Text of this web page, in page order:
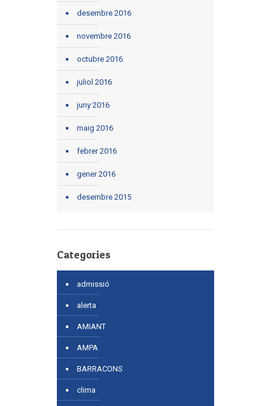
desembre 2016
novembre 2016
octubre 2016
juliol 2016
juny 2016
maig 2016
febrer 2016
gener 2016
desembre 2015
Categories
admissió
alerta
AMIANT
AMPA
BARRACONS
clima